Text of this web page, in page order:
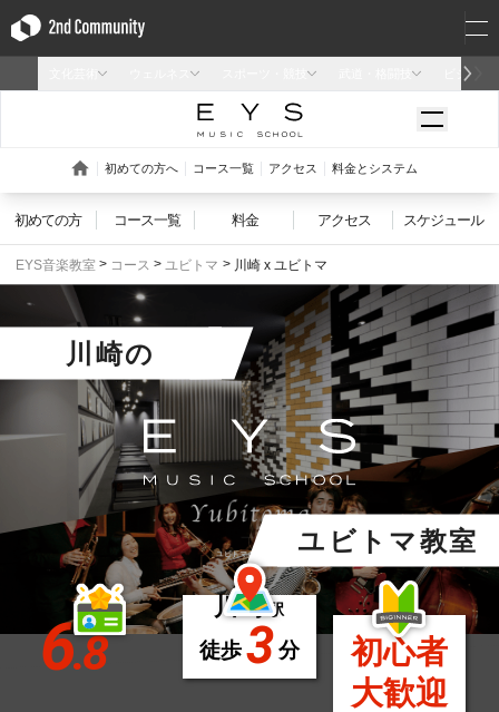
初めての方 コース一覧 料金 アクセス スケジュール
EYS音楽教室 コース ユビトマ 川崎 x ユビトマ
川崎の
ユビトマ教室
6.8
川崎駅
徒歩3分
初心者
大歓迎